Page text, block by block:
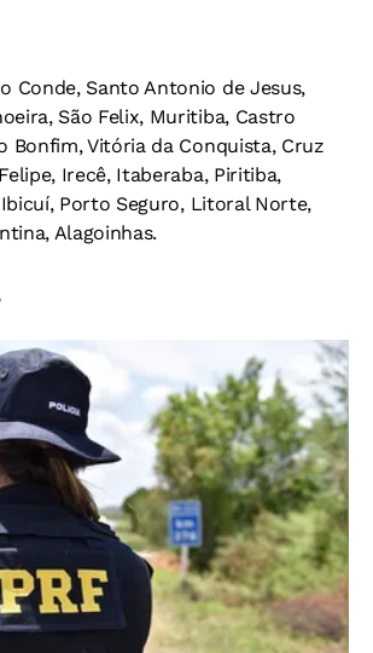
Conde, Santo Antonio de Jesus,
São Felix, Muritiba, Castro
Bonfim, Vitória da Conquista, Cruz
Irecê, Itaberaba, Piritiba,
Porto Seguro, Litoral Norte,
Alagoinhas.